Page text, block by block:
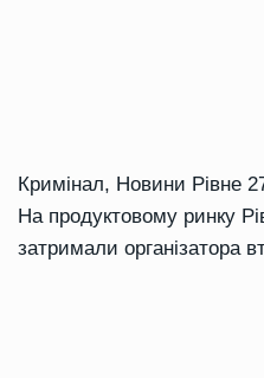
Кримінал, Новини Рівне
На продуктовому ринку
затримали організатора